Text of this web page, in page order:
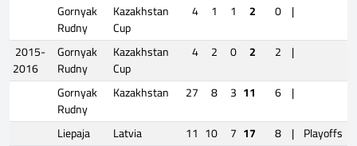
Gornyak
Rudny
Kazakhstan
Cup
4 1 1 2 0 |
2015-
2016
Gornyak
Rudny
Kazakhstan
Cup
4 2 0 2 2 |
Gornyak
Rudny
Kazakhstan 27 8 3 11 6 |
Liepaja
Latvia 11 10 7 17 8 | Playoffs